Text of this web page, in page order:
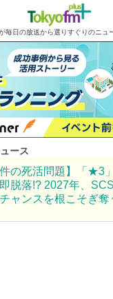
毎日の放送から選りすぐりのニュ
ース
件の死活問題】「★3
脱落!? 2027年、
ャンスを根こそぎ奪